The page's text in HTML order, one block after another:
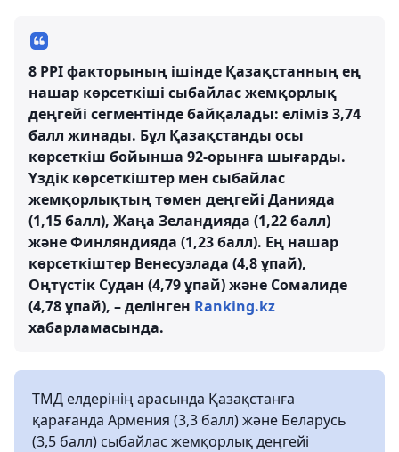
8 PPI факторының ішінде Қазақстанның ең
нашар көрсеткіші сыбайлас жемқорлық
деңгейі сегментінде байқалады: еліміз 3,74
балл жинады. Бұл Қазақстанды осы
көрсеткіш бойынша 92-орынға шығарды.
Үздік көрсеткіштер мен сыбайлас
жемқорлықтың төмен деңгейі Данияда
(1,15 балл), Жаңа Зеландияда (1,22 балл)
және Финляндияда (1,23 балл). Ең нашар
көрсеткіштер Венесуэлада (4,8 ұпай),
Оңтүстік Судан (4,79 ұпай) және Сомалиде
(4,78 ұпай), – делінген Ranking.kz
хабарламасында.
ТМД елдерінің арасында Қазақстанға
қарағанда Армения (3,3 балл) және Беларусь
(3,5 балл) сыбайлас жемқорлық деңгейі